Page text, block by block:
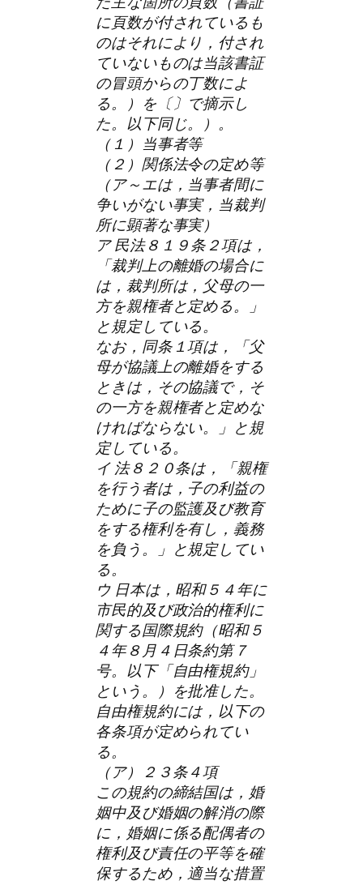
に頁数が付されているも
のはそれにより，付され
ていないものは当該書証
の冒頭からの丁数によ
る。）を〔〕で摘示し
た。以下同じ。）。
（１）当事者等
（２）関係法令の定め等
（ア～エは，当事者間に
争いがない事実，当裁判
所に顕著な事実）
ア 民法８１９条２項は，
「裁判上の離婚の場合に
は，裁判所は，父母の一
方を親権者と定める。」
と規定している。
なお，同条１項は，「父
母が協議上の離婚をする
ときは，その協議で，そ
の一方を親権者と定めな
ければならない。」と規
定している。
イ 法８２０条は，「親権
を行う者は，子の利益の
ために子の監護及び教育
をする権利を有し，義務
を負う。」と規定してい
る。
ウ 日本は，昭和５４年に
市民的及び政治的権利に
関する国際規約（昭和５
４年８月４日条約第７
号。以下「自由権規約」
という。）を批准した。
自由権規約には，以下の
各条項が定められてい
る。
（ア）２３条４項
この規約の締結国は，婚
姻中及び婚姻の解消の際
に，婚姻に係る配偶者の
権利及び責任の平等を確
保するため，適当な措置